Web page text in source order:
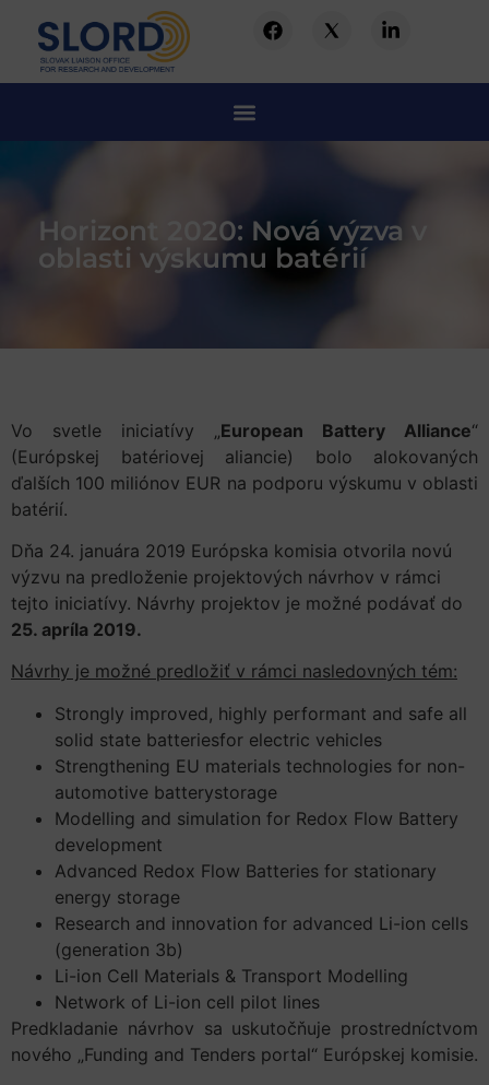
Horizont 2020: Nová výzva v
oblasti výskumu batérií
Vo svetle iniciatívy „European Battery Alliance“
(Európskej batériovej aliancie) bolo alokovaných
ďalších 100 miliónov EUR na podporu výskumu v oblasti
batérií.
Dňa 24. januára 2019 Európska komisia otvorila novú
výzvu na predloženie projektových návrhov v rámci
tejto iniciatívy. Návrhy projektov je možné podávať do
25. apríla 2019.
Návrhy je možné predložiť v rámci nasledovných tém:
Strongly improved, highly performant and safe all
solid state batteriesfor electric vehicles
Strengthening EU materials technologies for non-
automotive batterystorage
Modelling and simulation for Redox Flow Battery
development
Advanced Redox Flow Batteries for stationary
energy storage
Research and innovation for advanced Li-ion cells
(generation 3b)
Li-ion Cell Materials & Transport Modelling
Network of Li-ion cell pilot lines
Predkladanie návrhov sa uskutočňuje prostredníctvom
nového „Funding and Tenders portal“ Európskej komisie.